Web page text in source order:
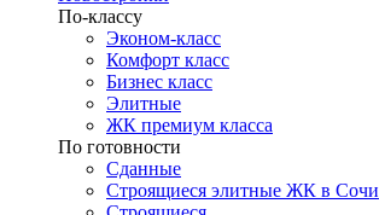
По-классу
Эконом-класс
Комфорт класс
Бизнес класс
Элитные
ЖК премиум класса
По готовности
Сданные
Строящиеся элитные ЖК в Сочи